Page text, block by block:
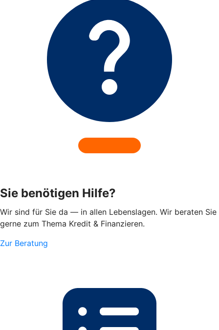
Sie benötigen Hilfe?
Wir sind für Sie da — in allen Lebenslagen. Wir beraten Sie
gerne zum Thema Kredit & Finanzieren.
Zur Beratung